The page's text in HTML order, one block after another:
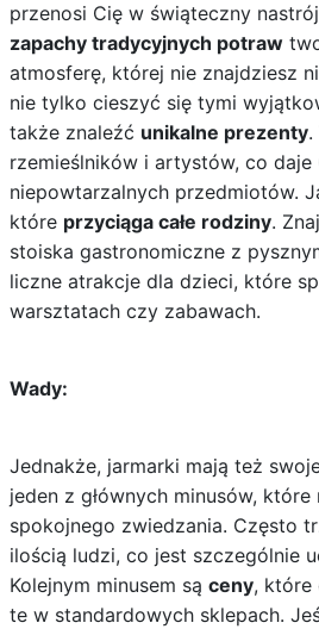
przenosi Cię w świąteczny
zapachy tradycyjnych potraw
atmosferę, której nie znajdziesz
nie tylko cieszyć się tymi
także znaleźć unikalne prezenty.
rzemieślników i artystów, co
niepowtarzalnych przedmiotów.
które przyciąga całe rodziny.
stoiska gastronomiczne z
liczne atrakcje dla dzieci, które
warsztatach czy zabawach.
Wady:
Jednakże, jarmarki mają też
jeden z głównych minusów,
spokojnego zwiedzania. Często
ilością ludzi, co jest szczególnie
Kolejnym minusem są ceny, które
te w standardowych sklepach.